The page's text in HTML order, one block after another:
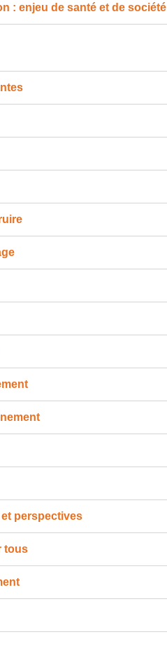
: enjeu de santé et de société
perspectives
tous